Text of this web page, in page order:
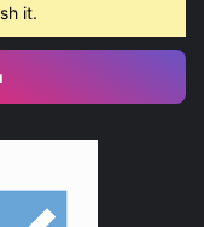
it.